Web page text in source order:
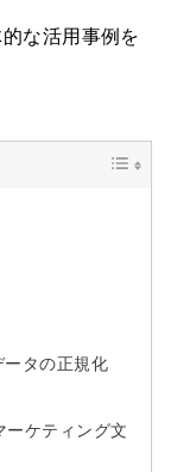
な活用事例を
タの正規化
ケティング文